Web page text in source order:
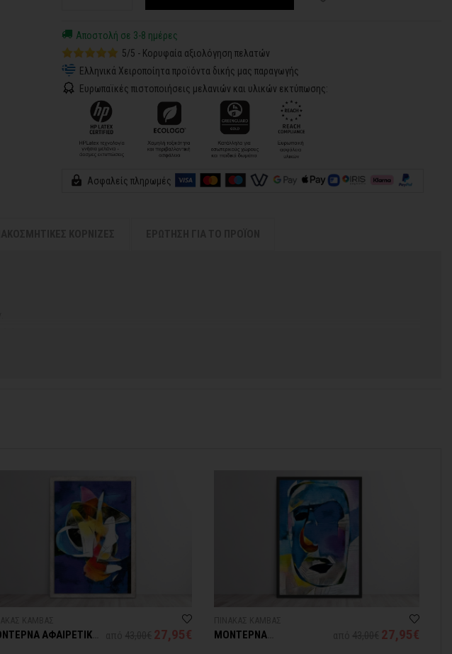
Αποστολή σε 3-8 ημέρες
5/5 - Κορυφαία αξιολόγηση πελατών
Ελληνικά Χειροποίητα προϊόντα δικής μας παραγωγής
Ευρωπαϊκές πιστοποιήσεις μελανιών και υλικών εκτύπωσης:
Ασφαλείς πληρωμές
λίγος περισσότερος χρόνος για να παραδοθεί.
ΑΦΑΙΡΕΤΙΚΗ
27,95€
ΜΟΝΤΕΡΝΑ
27,95€